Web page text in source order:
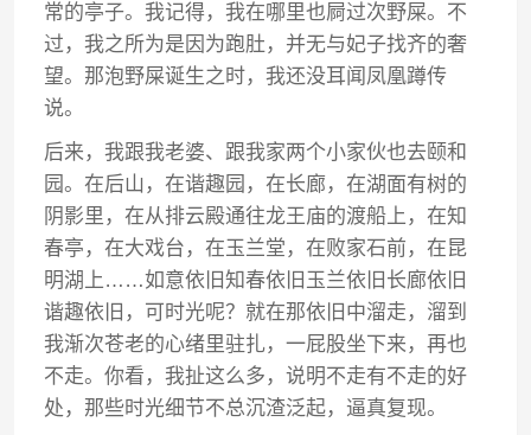
常的亭子。我记得，我在哪里也屙过次野屎。不
过，我之所为是因为跑肚，并无与妃子找齐的奢
望。那泡野屎诞生之时，我还没耳闻凤凰蹲传
说。
后来，我跟我老婆、跟我家两个小家伙也去颐和
园。在后山，在谐趣园，在长廊，在湖面有树的
阴影里，在从排云殿通往龙王庙的渡船上，在知
春亭，在大戏台，在玉兰堂，在败家石前，在昆
明湖上……如意依旧知春依旧玉兰依旧长廊依旧
谐趣依旧，可时光呢？就在那依旧中溜走，溜到
我渐次苍老的心绪里驻扎，一屁股坐下来，再也
不走。你看，我扯这么多，说明不走有不走的好
处，那些时光细节不总沉渣泛起，逼真复现。